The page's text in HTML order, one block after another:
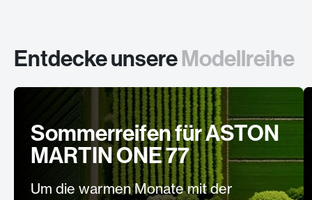
Entdecke unsereModellreihe
Sommerreifen für ASTON
MARTIN ONE 77
Um die warmen Monate mit der